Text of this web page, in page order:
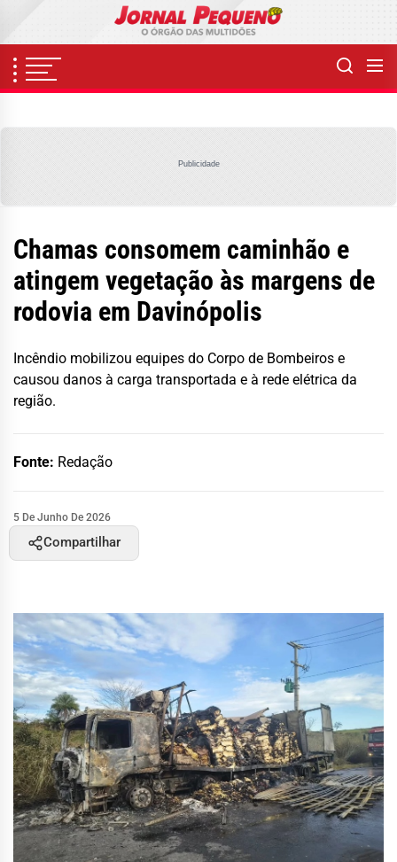
content
Publicidade
Chamas consomem caminhão e
atingem vegetação às margens de
rodovia em Davinópolis
Incêndio mobilizou equipes do Corpo de Bombeiros e
causou danos à carga transportada e à rede elétrica da
região.
Fonte: Redação
5 De Junho De 2026
Compartilhar